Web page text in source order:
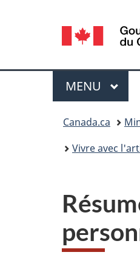
de
la
langue
Menu
MENU
Canada.ca
Vivre avec